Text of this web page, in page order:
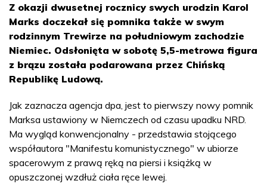
Z okazji dwusetnej rocznicy swych urodzin Karol
Marks doczekał się pomnika także w swym
rodzinnym Trewirze na południowym zachodzie
Niemiec. Odsłonięta w sobotę 5,5-metrowa figura
z brązu została podarowana przez Chińską
Republikę Ludową.
Jak zaznacza agencja dpa, jest to pierwszy nowy pomnik
Marksa ustawiony w Niemczech od czasu upadku NRD.
Ma wygląd konwencjonalny - przedstawia stojącego
współautora "Manifestu komunistycznego" w ubiorze
spacerowym z prawą ręką na piersi i książką w
opuszczonej wzdłuż ciała ręce lewej.